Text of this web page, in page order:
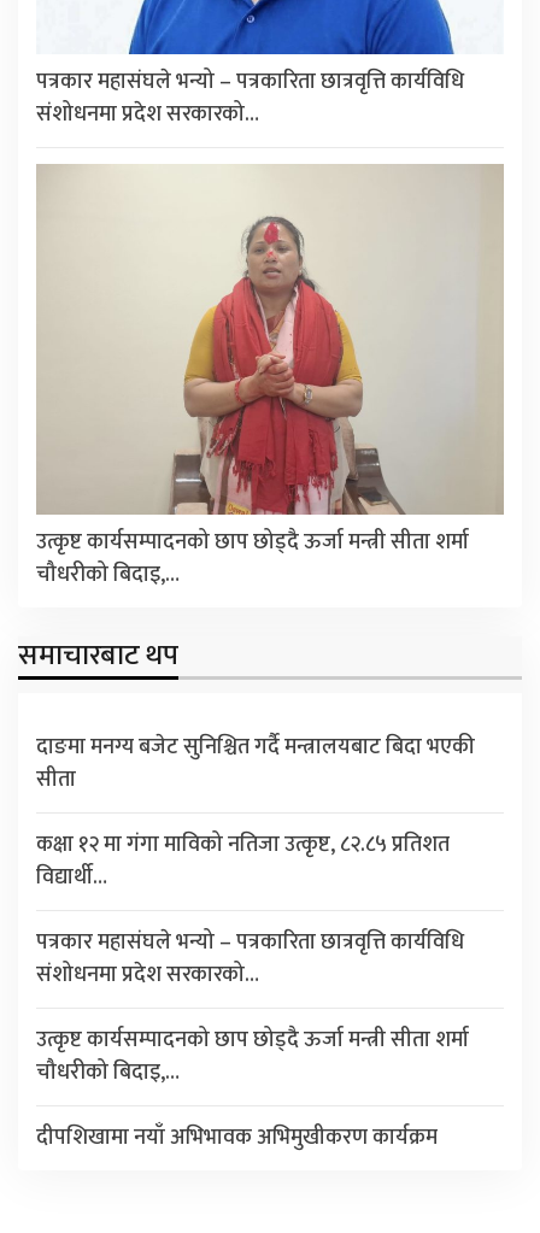
पत्रकार महासंघले भन्यो – पत्रकारिता छात्रवृत्ति कार्यविधि
संशोधनमा प्रदेश सरकारको…
उत्कृष्ट कार्यसम्पादनको छाप छोड्दै ऊर्जा मन्त्री सीता शर्मा
चौधरीको बिदाइ,…
समाचारबाट थप
दाङमा मनग्य बजेट सुनिश्चित गर्दै मन्त्रालयबाट बिदा भएकी
सीता
कक्षा १२ मा गंगा माविको नतिजा उत्कृष्ट, ८२.८५ प्रतिशत
विद्यार्थी…
पत्रकार महासंघले भन्यो – पत्रकारिता छात्रवृत्ति कार्यविधि
संशोधनमा प्रदेश सरकारको…
उत्कृष्ट कार्यसम्पादनको छाप छोड्दै ऊर्जा मन्त्री सीता शर्मा
चौधरीको बिदाइ,…
दीपशिखामा नयाँ अभिभावक अभिमुखीकरण कार्यक्रम